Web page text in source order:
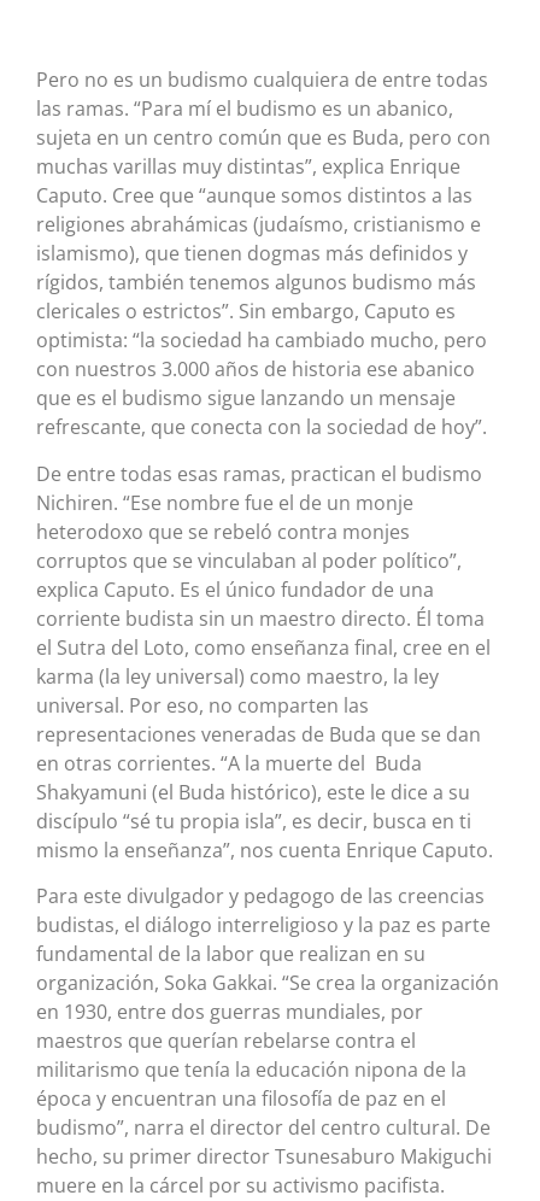
Pero no es un budismo cualquiera de entre todas
las ramas. “Para mí el budismo es un abanico,
sujeta en un centro común que es Buda, pero con
muchas varillas muy distintas”, explica Enrique
Caputo. Cree que “aunque somos distintos a las
religiones abrahámicas (judaísmo, cristianismo e
islamismo), que tienen dogmas más definidos y
rígidos, también tenemos algunos budismo más
clericales o estrictos”. Sin embargo, Caputo es
optimista: “la sociedad ha cambiado mucho, pero
con nuestros 3.000 años de historia ese abanico
que es el budismo sigue lanzando un mensaje
refrescante, que conecta con la sociedad de hoy”.
De entre todas esas ramas, practican el budismo
Nichiren. “Ese nombre fue el de un monje
heterodoxo que se rebeló contra monjes
corruptos que se vinculaban al poder político”,
explica Caputo. Es el único fundador de una
corriente budista sin un maestro directo. Él toma
el Sutra del Loto, como enseñanza final, cree en el
karma (la ley universal) como maestro, la ley
universal. Por eso, no comparten las
representaciones veneradas de Buda que se dan
en otras corrientes. “A la muerte del Buda
Shakyamuni (el Buda histórico), este le dice a su
discípulo “sé tu propia isla”, es decir, busca en ti
mismo la enseñanza”, nos cuenta Enrique Caputo.
Para este divulgador y pedagogo de las creencias
budistas, el diálogo interreligioso y la paz es parte
fundamental de la labor que realizan en su
organización, Soka Gakkai. “Se crea la organización
en 1930, entre dos guerras mundiales, por
maestros que querían rebelarse contra el
militarismo que tenía la educación nipona de la
época y encuentran una filosofía de paz en el
budismo”, narra el director del centro cultural. De
hecho, su primer director Tsunesaburo Makiguchi
muere en la cárcel por su activismo pacifista.